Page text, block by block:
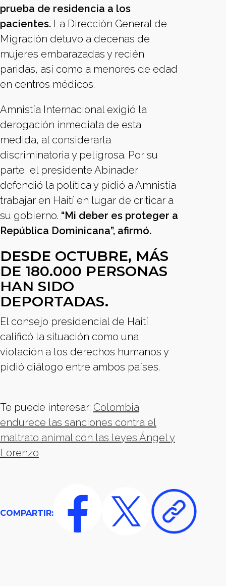
prueba de residencia a los
pacientes. La Dirección General de
Migración detuvo a decenas de
mujeres embarazadas y recién
paridas, así como a menores de edad
en centros médicos.
Amnistía Internacional exigió la
derogación inmediata de esta
medida, al considerarla
discriminatoria y peligrosa. Por su
parte, el presidente Abinader
defendió la política y pidió a Amnistía
trabajar en Haití en lugar de criticar a
su gobierno. “Mi deber es proteger a
República Dominicana”, afirmó.
DESDE OCTUBRE, MÁS
DE 180.000 PERSONAS
HAN SIDO
DEPORTADAS.
El consejo presidencial de Haití
calificó la situación como una
violación a los derechos humanos y
pidió diálogo entre ambos países.
Te puede interesar: Colombia
endurece las sanciones contra el
maltrato animal con las leyes Ángel y
Lorenzo
COMPARTIR: